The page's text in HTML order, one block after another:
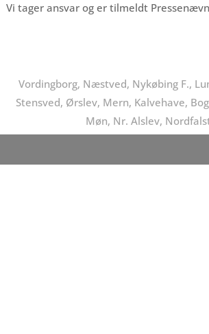
Vi tager ansvar og er tilmeldt
Vordingborg, Næstved, Nykøbing F.,
Stensved, Ørslev, Mern, Kalvehave,
Møn, Nr. Alslev,